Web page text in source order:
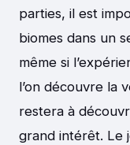
parties, il est
biomes dans un
même si
l’on découvre la
restera à
grand intérêt. Le